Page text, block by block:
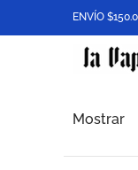
Saltar al contenido
Lo
ENVÍO
Saltar al
Mostrar